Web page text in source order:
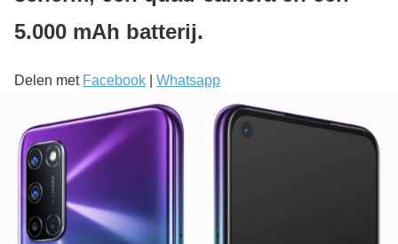
5.000 mAh batterij.
Delen met Facebook Whatsapp